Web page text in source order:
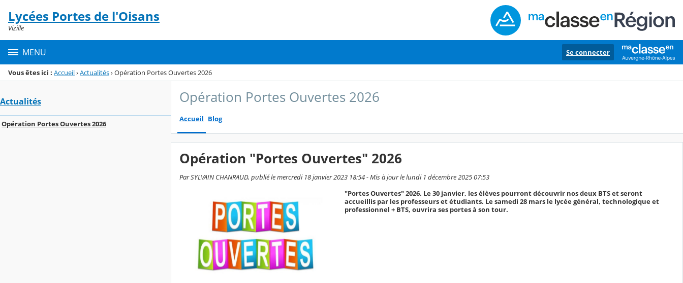
Menu de la rubrique
Contenu
Lycées Portes de l'Oisans
Vizille
MENU Se connecter
Vous êtes ici : Accueil›Actualités›Opération Portes Ouvertes 2026
Actualités
Opération Portes Ouvertes 2026
Opération Portes Ouvertes 2026
Accueil Blog
Opération "Portes Ouvertes" 2026
Par SYLVAIN CHANRAUD, publié le mercredi 18 janvier 2023 18:54 - Mis à jour le lundi 1 décembre 2025 07:53
"Portes Ouvertes" 2026. Le 30 janvier, les élèves pourront découvrir nos deux BTS et seront
accueillis par les professeurs et étudiants. Le samedi 28 mars le lycée général, technologique et
professionnel + BTS, ouvrira ses portes à son tour.